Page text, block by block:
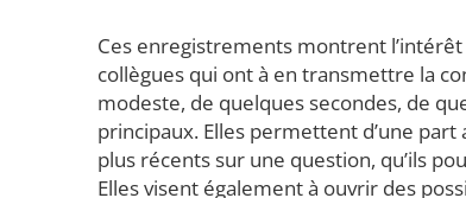
Ces enregistrements montrent
collègues qui ont à en transmettre la
modeste, de quelques secondes, de
principaux. Elles permettent d’une
plus récents sur une question, qu’ils
Elles visent également à ouvrir des